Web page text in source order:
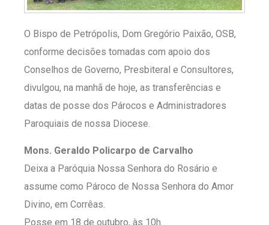
O Bispo de Petrópolis, Dom Gregório Paixão, OSB,
conforme decisões tomadas com apoio dos
Conselhos de Governo, Presbiteral e Consultores,
divulgou, na manhã de hoje, as transferências e
datas de posse dos Párocos e Administradores
Paroquiais de nossa Diocese.
Mons. Geraldo Policarpo de Carvalho
Deixa a Paróquia Nossa Senhora do Rosário e
assume como Pároco de Nossa Senhora do Amor
Divino, em Corrêas.
Posse em 18 de outubro, às 10h